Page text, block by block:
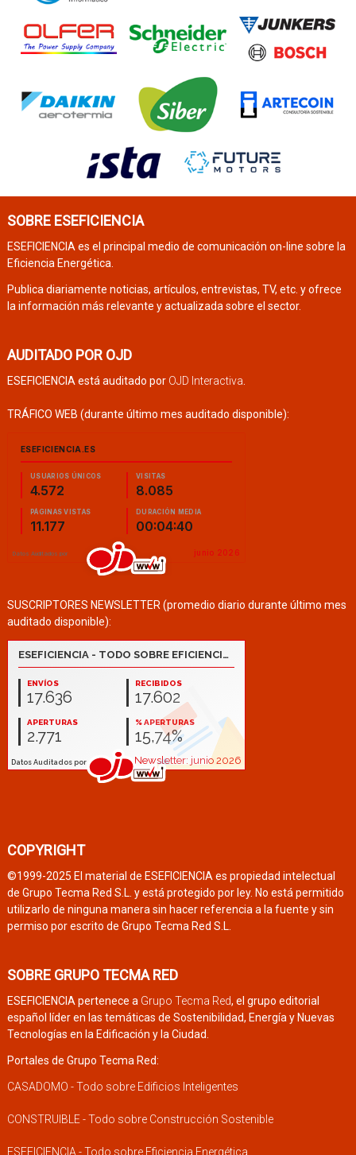
SOBRE ESEFICIENCIA
ESEFICIENCIA es el principal medio de comunicación on-line sobre la
Eficiencia Energética.
Publica diariamente noticias, artículos, entrevistas, TV, etc. y ofrece
la información más relevante y actualizada sobre el sector.
AUDITADO POR OJD
ESEFICIENCIA está auditado por OJD Interactiva
TRÁFICO WEB (durante último mes auditado disponible):
SUSCRIPTORES NEWSLETTER (promedio diario durante último mes
auditado disponible):
COPYRIGHT
©1999-2025 El material de ESEFICIENCIA es propiedad intelectual
de Grupo Tecma Red S.L. y está protegido por ley. No está permitido
utilizarlo de ninguna manera sin hacer referencia a la fuente y sin
permiso por escrito de Grupo Tecma Red S.L.
SOBRE GRUPO TECMA RED
ESEFICIENCIA pertenece a Grupo Tecma Red, el grupo editorial
español líder en las temáticas de Sostenibilidad, Energía y Nuevas
Tecnologías en la Edificación y la Ciudad.
Portales de Grupo Tecma Red:
CASADOMO - Todo sobre Edificios Inteligentes
CONSTRUIBLE - Todo sobre Construcción Sostenible
ESEFICIENCIA - Todo sobre Eficiencia Energética